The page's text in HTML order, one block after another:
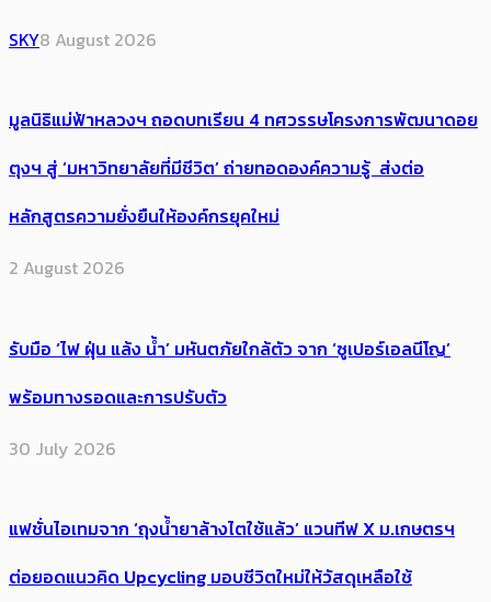
SKY8 August 2026
มูลนิธิแม่ฟ้าหลวงฯ ถอดบทเรียน 4 ทศวรรษโครงการพัฒนาดอย
ตุงฯ สู่ ‘มหาวิทยาลัยที่มีชีวิต’ ถ่ายทอดองค์ความรู้ ส่งต่อ
หลักสูตรความยั่งยืนให้องค์กรยุคใหม่
2 August 2026
รับมือ ‘ไฟ ฝุ่น แล้ง น้ำ’ มหันตภัยใกล้ตัว จาก ‘ซูเปอร์เอลนีโญ’
พร้อมทางรอดและการปรับตัว
30 July 2026
แฟชั่นไอเทมจาก ‘ถุงน้ำยาล้างไตใช้แล้ว’ แวนทีฟ X ม.เกษตรฯ
ต่อยอดแนวคิด Upcycling มอบชีวิตใหม่ให้วัสดุเหลือใช้